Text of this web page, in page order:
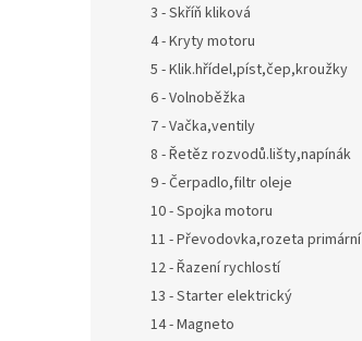
3 - Skříň kliková
4 - Kryty motoru
5 - Klik.hřídel,píst,čep,kroužky
6 - Volnoběžka
7 - Vačka,ventily
8 - Řetěz rozvodů.lišty,napínák
9 - Čerpadlo,filtr oleje
10 - Spojka motoru
11 - Převodovka,rozeta primární
12 - Řazení rychlostí
13 - Starter elektrický
14 - Magneto